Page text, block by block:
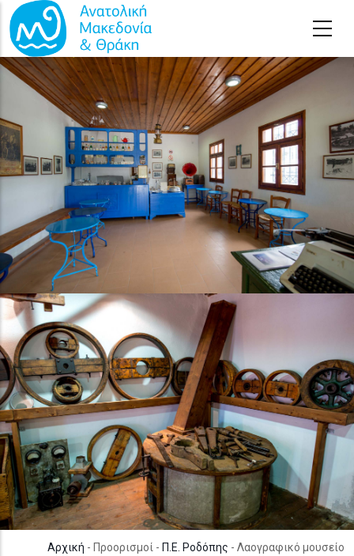
Παράκαμψη προς το κυρίως περιεχόμενο
Αρχική - Προορισμοί - Π.Ε. Ροδόπης - Λαογραφικό μουσείο